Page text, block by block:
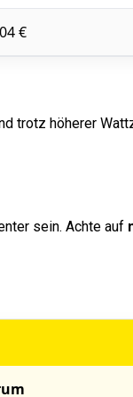
€
trotz höherer
sein. Achte auf